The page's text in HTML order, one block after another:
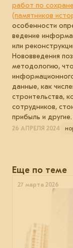
работ по
(памятников
особенности
ведение
или
Нововведения
методологию,
данные, как
строительства,
сотрудников,
прибыль и другие.
26 АПРЕЛЯ 2024
Еще по теме
27 марта 2026